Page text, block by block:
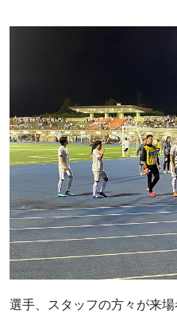
選手、スタッフの方々が来